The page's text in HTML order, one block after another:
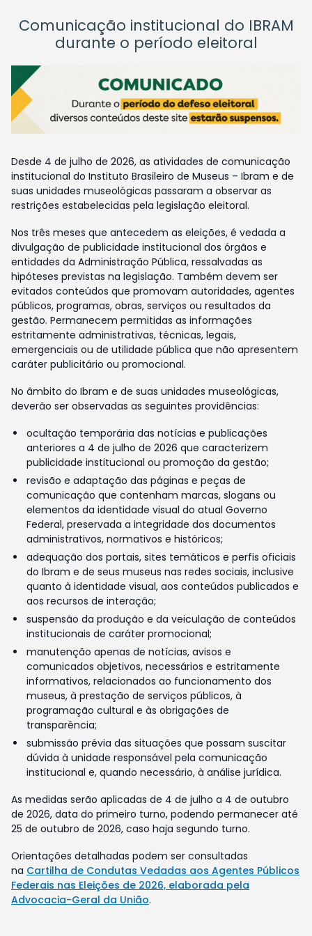
Comunicação institucional do IBRAM
durante o período eleitoral
Desde 4 de julho de 2026, as atividades de comunicação
institucional do Instituto Brasileiro de Museus – Ibram e de
suas unidades museológicas passaram a observar as
restrições estabelecidas pela legislação eleitoral.
Nos três meses que antecedem as eleições, é vedada a
divulgação de publicidade institucional dos órgãos e
entidades da Administração Pública, ressalvadas as
hipóteses previstas na legislação. Também devem ser
evitados conteúdos que promovam autoridades, agentes
públicos, programas, obras, serviços ou resultados da
gestão. Permanecem permitidas as informações
estritamente administrativas, técnicas, legais,
emergenciais ou de utilidade pública que não apresentem
caráter publicitário ou promocional.
No âmbito do Ibram e de suas unidades museológicas,
deverão ser observadas as seguintes providências:
ocultação temporária das notícias e publicações
anteriores a 4 de julho de 2026 que caracterizem
publicidade institucional ou promoção da gestão;
revisão e adaptação das páginas e peças de
comunicação que contenham marcas, slogans ou
elementos da identidade visual do atual Governo
Federal, preservada a integridade dos documentos
administrativos, normativos e históricos;
adequação dos portais, sites temáticos e perfis oficiais
do Ibram e de seus museus nas redes sociais, inclusive
quanto à identidade visual, aos conteúdos publicados e
aos recursos de interação;
suspensão da produção e da veiculação de conteúdos
institucionais de caráter promocional;
manutenção apenas de notícias, avisos e
comunicados objetivos, necessários e estritamente
informativos, relacionados ao funcionamento dos
museus, à prestação de serviços públicos, à
programação cultural e às obrigações de
transparência;
submissão prévia das situações que possam suscitar
dúvida à unidade responsável pela comunicação
institucional e, quando necessário, à análise jurídica.
As medidas serão aplicadas de 4 de julho a 4 de outubro
de 2026, data do primeiro turno, podendo permanecer até
25 de outubro de 2026, caso haja segundo turno.
Orientações detalhadas podem ser consultadas
na Cartilha de Condutas Vedadas aos Agentes Públicos
Federais nas Eleições de 2026, elaborada pela
Advocacia-Geral da União.